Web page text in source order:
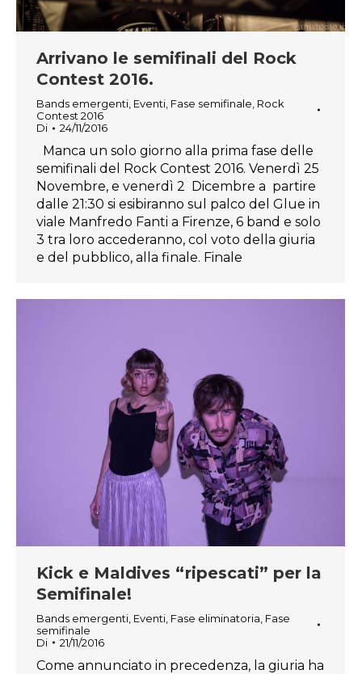
Arrivano le semifinali del Rock
Contest 2016.
Bands emergenti Eventi Fase semifinale Rock
Contest 2016
Di
24/11/2016
Manca un solo giorno alla prima fase delle
semifinali del Rock Contest 2016. Venerdì 25
Novembre, e venerdì 2 Dicembre a partire
dalle 21:30 si esibiranno sul palco del Glue in
viale Manfredo Fanti a Firenze, 6 band e solo
3 tra loro accederanno, col voto della giuria
e del pubblico, alla finale. Finale
Kick e Maldives “ripescati” per la
Semifinale!
Bands emergenti Eventi Fase eliminatoria Fase
semifinale
Di
21/11/2016
Come annunciato in precedenza, la giuria ha